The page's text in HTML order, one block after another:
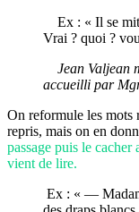
Ex : « Il se
Vrai ? quoi ?
Jean Valjean
accueilli par
On reformule les mots
repris, mais on en
passage puis le cacher
vient de lire.
Ex : « —